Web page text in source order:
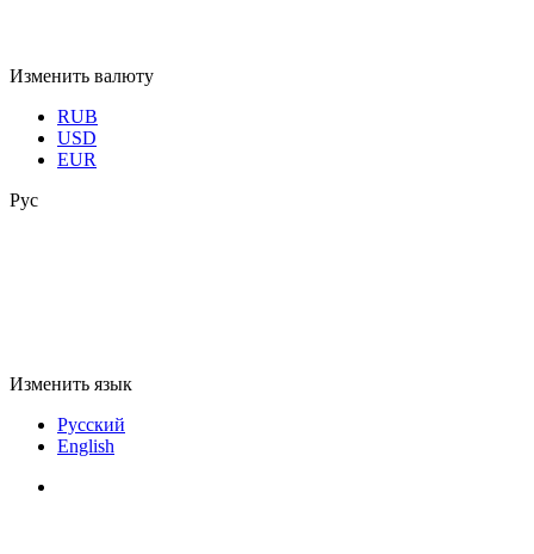
Изменить валюту
RUB
USD
EUR
Рус
Изменить язык
Русский
English